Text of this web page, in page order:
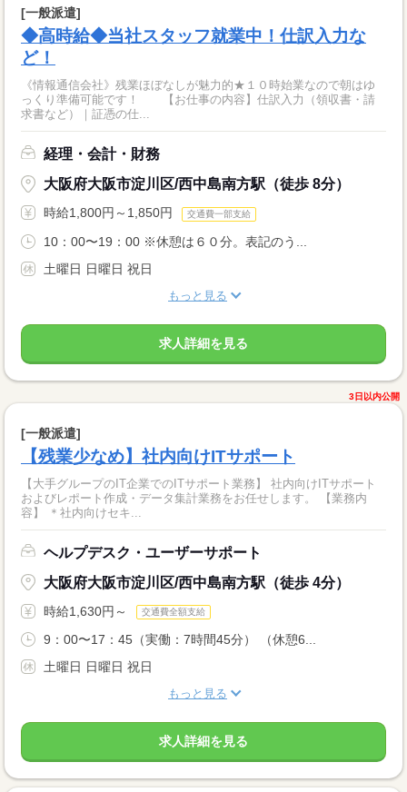
[一般派遣]
◆高時給◆当社スタッフ就業中！仕訳入力な
ど！
《情報通信会社》残業ほぼなしが魅力的★１０時始業なので朝はゆ
っくり準備可能です！ 【お仕事の内容】仕訳入力（領収書・請
求書など）｜証憑の仕...
経理・会計・財務
大阪府大阪市淀川区/西中島南方駅（徒歩 8分）
時給1,800円～1,850円 交通費一部支給
10：00〜19：00 ※休憩は６０分。表記のう...
土曜日 日曜日 祝日
もっと見る
求人詳細を見る
3日以内公開
[一般派遣]
【残業少なめ】社内向けITサポート
【大手グループのIT企業でのITサポート業務】 社内向けITサポート
およびレポート作成・データ集計業務をお任せします。 【業務内
容】 ＊社内向けセキ...
ヘルプデスク・ユーザーサポート
大阪府大阪市淀川区/西中島南方駅（徒歩 4分）
時給1,630円～ 交通費全額支給
9：00〜17：45（実働：7時間45分） （休憩6...
土曜日 日曜日 祝日
もっと見る
求人詳細を見る